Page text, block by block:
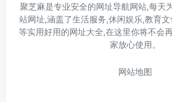
聚芝麻是专业安全的网址导航网站,每天
站网址,涵盖了生活服务,休闲娱乐,教育
等实用好用的网址大全,在这里你将不会
家放心使用。
网站地图